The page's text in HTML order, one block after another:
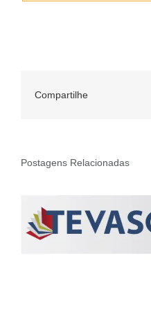
Compartilhe
Postagens Relacionadas